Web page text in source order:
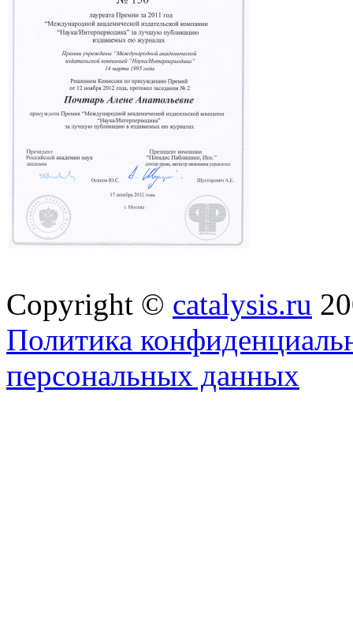
Copyright © catalysis.ru
Политика
персональных данных